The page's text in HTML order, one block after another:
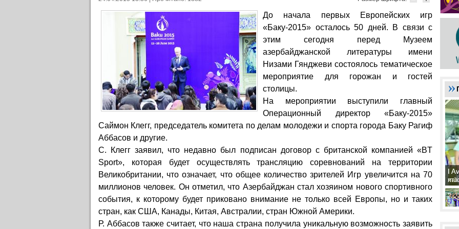
До начала первых Европейских игр
«Баку-2015» осталось 50 дней. В связи с
этим сегодня перед Музеем
азербайджанской литературы имени
Низами Гянджеви состоялось тематическое
мероприятие для горожан и гостей
столицы.
На мероприятии выступили главный
Операционный директор «Баку-2015»
Саймон Клегг, председатель комитета по делам молодежи и спорта города Баку Рагиф
Аббасов и другие.
С. Клегг заявил, что недавно был подписан договор с британской компанией «BT
Sport», которая будет осуществлять трансляцию соревнований на территории
Великобритании, что означает, что общее количество зрителей Игр увеличится на 70
миллионов человек. Он отметил, что Азербайджан стал хозяином нового спортивного
события, к которому будет приковано внимание не только всей Европы, но и таких
стран, как США, Канады, Китая, Австралии, стран Южной Америки.
Р. Аббасов также считает, что наша страна получила уникальную возможность заявить
II